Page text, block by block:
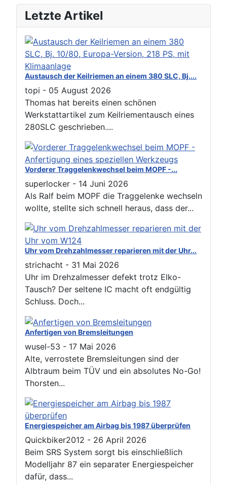
Letzte Artikel
Austausch der Keilriemen an einem 380 SLC, Bj....
topi - 05 August 2026
Thomas hat bereits einen schönen
Werkstattartikel zum Keilriementausch eines
280SLC geschrieben....
Vorderer Traggelenkwechsel beim MOPF -...
superlocker - 14 Juni 2026
Als Ralf beim MOPF die Traggelenke wechseln
wollte, stellte sich schnell heraus, dass der...
Uhr vom Drehzahlmesser reparieren mit der Uhr...
strichacht - 31 Mai 2026
Uhr im Drehzalmesser defekt trotz Elko-
Tausch? Der seltene IC macht oft endgültig
Schluss. Doch...
Anfertigen von Bremsleitungen
wusel-53 - 17 Mai 2026
Alte, verrostete Bremsleitungen sind der
Albtraum beim TÜV und ein absolutes No-Go!
Thorsten...
Energiespeicher am Airbag bis 1987 überprüfen
Quickbiker2012 - 26 April 2026
Beim SRS System sorgt bis einschließlich
Modelljahr 87 ein separater Energiespeicher
dafür, dass...